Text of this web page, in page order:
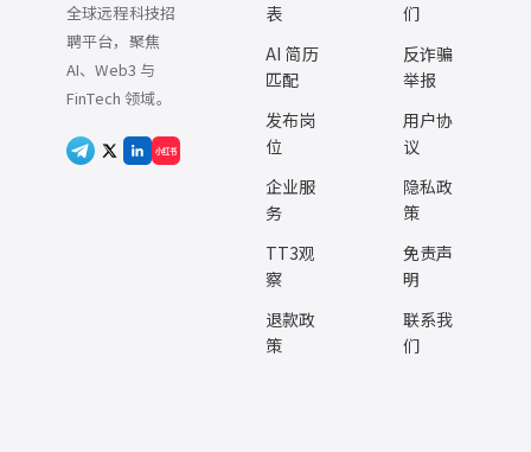
全球远程科技招
聘平台，聚焦
AI、Web3 与
FinTech 领域。
小红书
表
AI 简历
匹配
发布岗
位
企业服
务
TT3观
察
退款政
策
们
反诈骗
举报
用户协
议
隐私政
策
免责声
明
联系我
们